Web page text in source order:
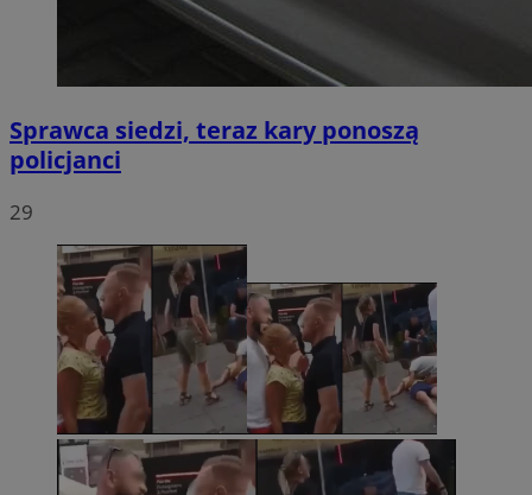
Sprawca siedzi, teraz kary ponoszą
policjanci
29